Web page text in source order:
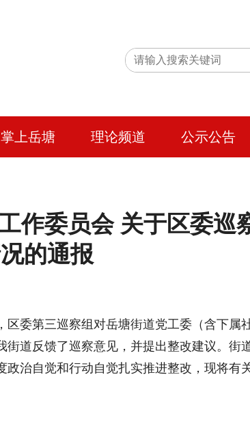
掌上岳塘 理论频道 公示公告
作委员会 关于区委巡
的通报
区委第三巡察组对岳塘街道党工委（含下属
街道反馈了巡察意见，并提出整改建议。街
治自觉和行动自觉扎实推进整改，现将有